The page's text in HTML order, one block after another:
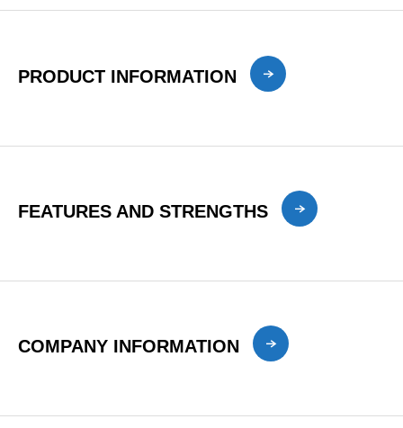
PRODUCT INFORMATION
FEATURES AND STRENGTHS
COMPANY INFORMATION